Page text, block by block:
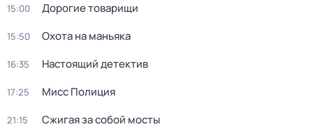
15:00 Дорогие товарищи
15:50 Охота на маньяка
16:35 Настоящий детектив
17:25 Мисс Полиция
21:15 Сжигая за собой мосты